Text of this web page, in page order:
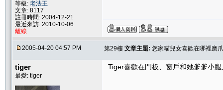
等級: 老法王
文章: 8117
註冊時間: 2004-12-21
最近來訪: 2010-10-06
離線
2005-04-20 04:57 PM 第29樓 文章主題: 您家喵兒女喜歡在哪裡磨
tiger
最愛: tiger
Tiger喜歡在門板、窗戶和她爹爹小